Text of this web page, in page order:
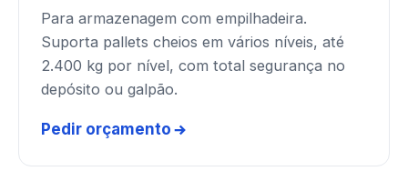
Para armazenagem com empilhadeira.
Suporta pallets cheios em vários níveis, até
2.400 kg por nível, com total segurança no
depósito ou galpão.
Pedir orçamento